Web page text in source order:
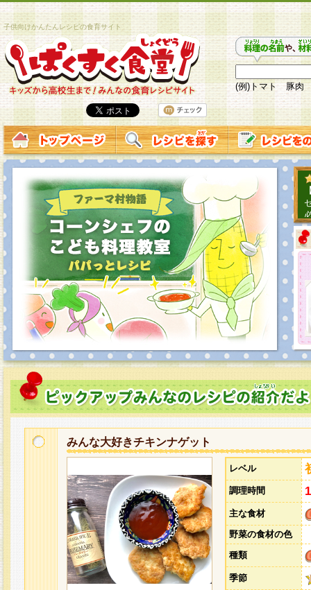
子供向けかんたんレシピの食育サイト
(例)トマト 豚肉
みんな大好きチキンナゲット
レベル
調理時間
主な食材
野菜の食材の色
種類
季節